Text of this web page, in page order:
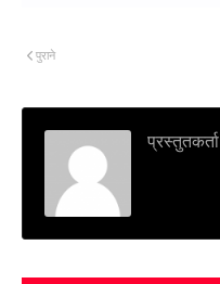
पुराने
प्रस्तुतकर्ता